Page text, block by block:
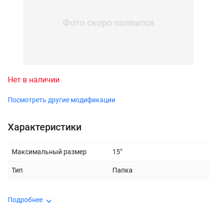
Нет в наличии
Посмотреть другие модификации
Характеристики
Максимальный размер 15"
Тип Папка
Подробнее